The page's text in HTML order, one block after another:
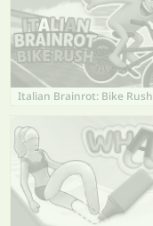
Italian Brainrot: Bike Rush